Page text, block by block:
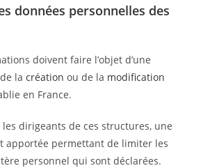
données personnelles des
doivent faire l’objet d’une
lacréation ou de la modification
en France.
dirigeants de ces structures, une
apportée permettant de limiter les
personnel qui sont déclarées.